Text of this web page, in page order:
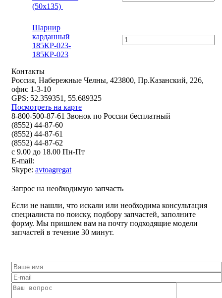
(50x135)
Шарнир
карданный
185КР-023-
185КР-023
Контакты
Россия, Набережные Челны, 423800, Пр.Казанский, 226,
офис 1-3-10
GPS: 52.359351, 55.689325
Посмотреть на карте
8-800-500-87-61 Звонок по России бесплатный
(8552) 44-87-60
(8552) 44-87-61
(8552) 44-87-62
с 9.00 до 18.00 Пн-Пт
E-mail:
Skype: avtoagregat
Запрос на необходимую запчасть
Если не нашли, что искали или необходима консультация
специалиста по поиску, подбору запчастей, заполните
форму. Мы пришлем вам на почту подходящие модели
запчастей в течение 30 минут.